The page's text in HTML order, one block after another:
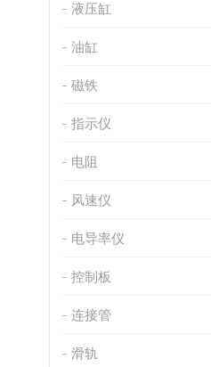
液压缸
油缸
磁铁
指示仪
电阻
风速仪
电导率仪
控制板
连接管
滑轨